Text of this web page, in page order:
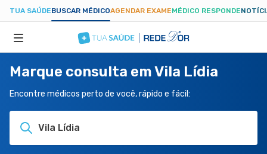
TUA SAÚDEBUSCAR MÉDICOAGENDAR EXAMEMÉDICO RESPONDE
ESPECIALIDADES
HOSPITAIS
TUASAUDE.COM
Marque consulta em Vila Lídia
Encontre médicos perto de você, rápido e fácil:
Vila Lídia